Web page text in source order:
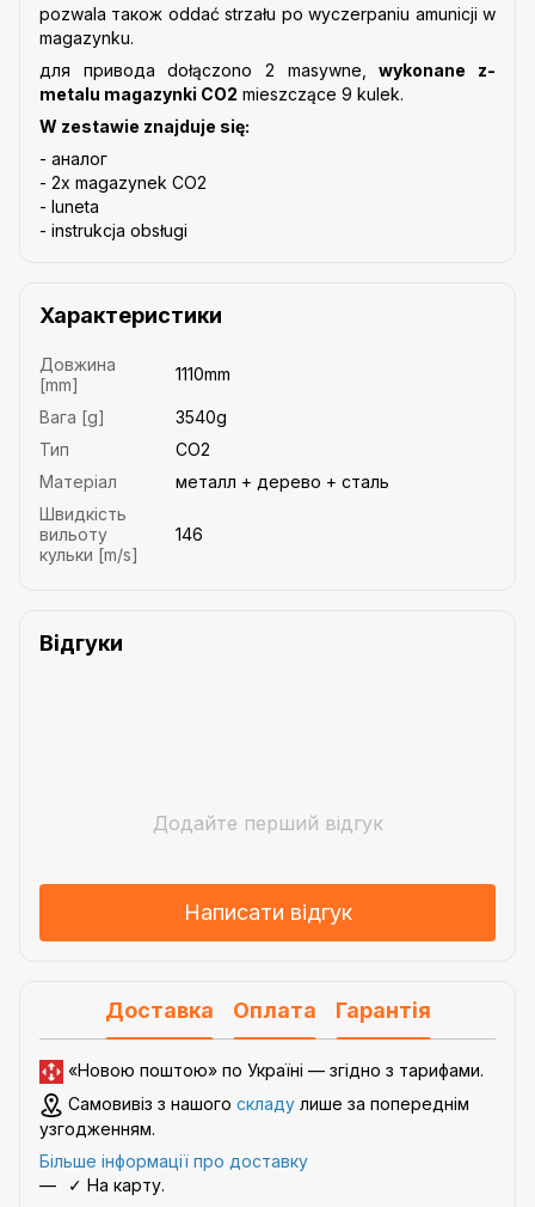
pozwala також oddać strzału po wyczerpaniu amunicji w
magazynku.
для привода dołączono 2 masywne,wykonane z-
metalu magazynki CO2 mieszczące 9 kulek.
W zestawie znajduje się:
- аналог
- 2x magazynek CO2
- luneta
- instrukcja obsługi
Характеристики
Довжина
[mm]
1110mm
Вага [g]
3540g
Тип
СО2
Матеріал
металл + дерево + сталь
Швидкість
вильоту
кульки [m/s]
146
Відгуки
Додайте перший відгук
Написати відгук
Доставка Оплата Гарантія
«Новою поштою» по Україні — згідно з тарифами.
Самовивіз з нашого складу лише за попереднім
узгодженням.
Більше інформації про доставку
✓ На карту.